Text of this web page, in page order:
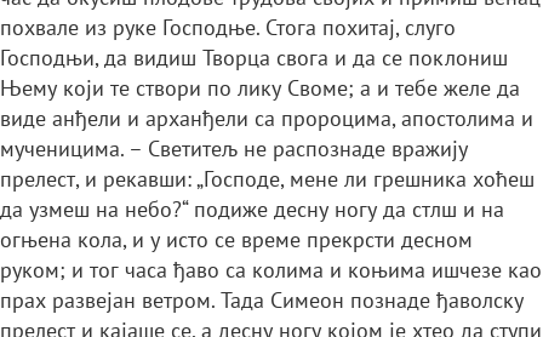
похвале из руке Господње. Стога похитај, слуго
Господњи, да видиш Творца свога и да се поклониш
Њему који те створи по лику Своме; а и тебе желе да
виде анђели и арханђели са пророцима, апостолима и
мученицима. – Светитељ не распознаде вражију
прелест, и рекавши: „Господе, мене ли грешника хоћеш
да узмеш на небо?“ подиже десну ногу да стлш и на
огњена кола, и у исто се време прекрсти десном
руком; и тог часа ђаво са колима и коњима ишчезе као
прах развејан ветром. Тада Симеон познаде ђаволску
прелест и кајаше се, а десну ногу којом је хтео да ступи